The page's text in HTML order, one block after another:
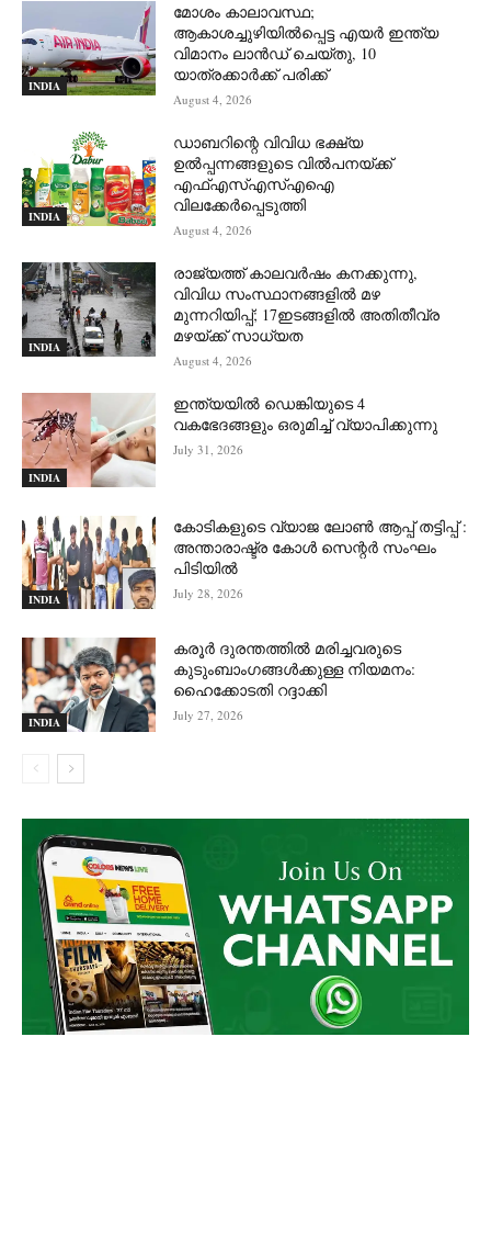
INDIA
മോശം കാലാവസ്ഥ;
ആകാശച്ചുഴിയില്‍പ്പെട്ട എയര്‍ ഇന്ത്യ
വിമാനം ലാന്‍ഡ് ചെയ്തു, 10
യാത്രക്കാര്‍ക്ക് പരിക്ക്
August 4, 2026
INDIA
ഡാബറിന്റെ വിവിധ ഭക്ഷ്യ
ഉൽപ്പന്നങ്ങളുടെ വിൽപനയ്ക്ക്
എഫ്എസ്എസ്എഐ
വിലക്കേർപ്പെടുത്തി
August 4, 2026
INDIA
രാജ്യത്ത് കാലവർഷം കനക്കുന്നു,
വിവിധ സംസ്ഥാനങ്ങളിൽ മഴ
മുന്നറിയിപ്പ്; 17ഇടങ്ങളിൽ അതിതീവ്ര
മഴയ്ക്ക് സാധ്യത
August 4, 2026
INDIA
ഇന്ത്യയിൽ ഡെങ്കിയുടെ 4
വകഭേദങ്ങളും ഒരുമിച്ച് വ്യാപിക്കുന്നു
July 31, 2026
INDIA
കോടികളുടെ വ്യാജ ലോൺ ആപ്പ് തട്ടിപ്പ് :
അന്താരാഷ്ട്ര കോൾ സെന്റർ സംഘം
പിടിയില്‍
July 28, 2026
INDIA
കരൂർ ദുരന്തത്തിൽ മരിച്ചവരുടെ
കുടുംബാംഗങ്ങൾക്കുള്ള നിയമനം:
ഹൈക്കോടതി റദ്ദാക്കി
July 27, 2026